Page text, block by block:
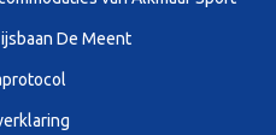
De Meent